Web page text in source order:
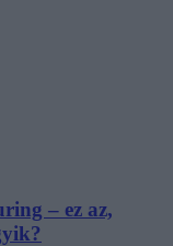
– ez az,